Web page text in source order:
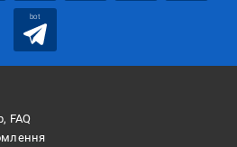
bot
FAQ